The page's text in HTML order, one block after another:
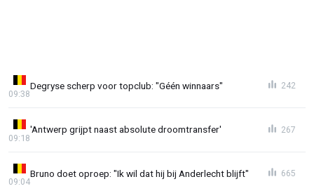
Degryse scherp voor topclub: "Géén winnaars"
09:38
242
'Antwerp grijpt naast absolute droomtransfer'
09:18
267
Bruno doet oproep: "Ik wil dat hij bij Anderlecht blijft"
09:04
665